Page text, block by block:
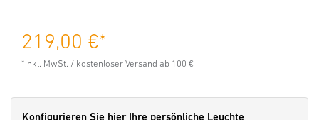
219,00 €*
*inkl. MwSt. / kostenloser Versand ab 100 €
Konfigurieren Sie hier Ihre persönliche Leuchte